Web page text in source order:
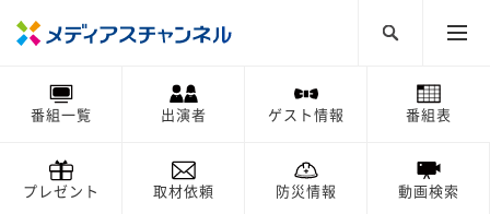
番組一覧 出演者 ゲスト情報 番組表
プレゼント 取材依頼 防災情報 動画検索